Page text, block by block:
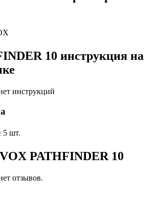
10 инструкция на
инструкций
5 шт.
VOX PATHFINDER 10
отзывов.